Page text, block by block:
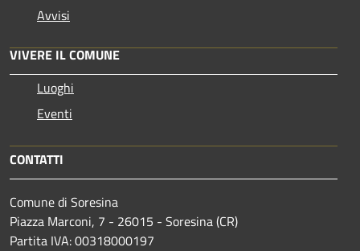
Avvisi
VIVERE IL COMUNE
Luoghi
Eventi
CONTATTI
Comune di Soresina
Piazza Marconi, 7 - 26015 - Soresina (CR)
Partita IVA: 00318000197